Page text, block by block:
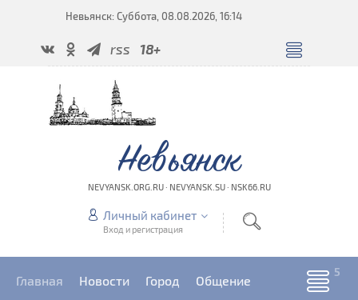
Невьянск: Суббота, 08.08.2026, 16:14
rss 18+
Невьянск
NEVYANSK.ORG.RU · NEVYANSK.SU · NSK66.RU
Личный кабинет
Вход и регистрация
Главная Новости Город Общение